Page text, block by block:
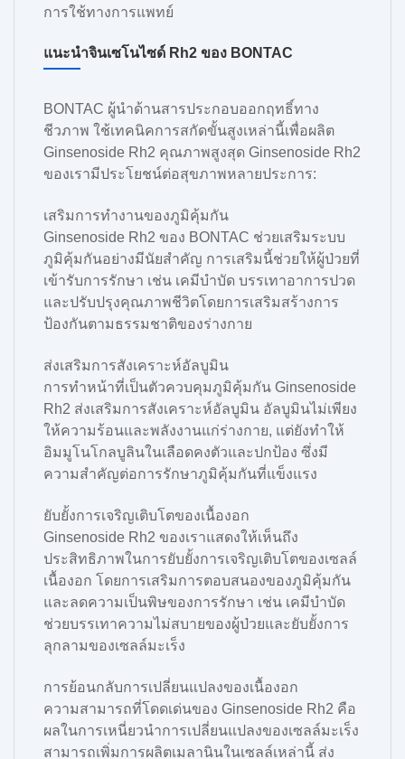
การใช้ทางการแพทย์
แนะนำจินเซโนไซด์ Rh2 ของ BONTAC
BONTAC ผู้นำด้านสารประกอบออกฤทธิ์ทาง
ชีวภาพ ใช้เทคนิคการสกัดขั้นสูงเหล่านี้เพื่อผลิต
Ginsenoside Rh2 คุณภาพสูงสุด Ginsenoside Rh2
ของเรามีประโยชน์ต่อสุขภาพหลายประการ:
เสริมการทำงานของภูมิคุ้มกัน
Ginsenoside Rh2 ของ BONTAC ช่วยเสริมระบบ
ภูมิคุ้มกันอย่างมีนัยสำคัญ การเสริมนี้ช่วยให้ผู้ป่วยที่
เข้ารับการรักษา เช่น เคมีบำบัด บรรเทาอาการปวด
และปรับปรุงคุณภาพชีวิตโดยการเสริมสร้างการ
ป้องกันตามธรรมชาติของร่างกาย
ส่งเสริมการสังเคราะห์อัลบูมิน
การทำหน้าที่เป็นตัวควบคุมภูมิคุ้มกัน Ginsenoside
Rh2 ส่งเสริมการสังเคราะห์อัลบูมิน อัลบูมินไม่เพียง
ให้ความร้อนและพลังงานแก่ร่างกาย, แต่ยังทำให้
อิมมูโนโกลบูลินในเลือดคงตัวและปกป้อง ซึ่งมี
ความสำคัญต่อการรักษาภูมิคุ้มกันที่แข็งแรง
ยับยั้งการเจริญเติบโตของเนื้องอก
Ginsenoside Rh2 ของเราแสดงให้เห็นถึง
ประสิทธิภาพในการยับยั้งการเจริญเติบโตของเซลล์
เนื้องอก โดยการเสริมการตอบสนองของภูมิคุ้มกัน
และลดความเป็นพิษของการรักษา เช่น เคมีบำบัด
ช่วยบรรเทาความไม่สบายของผู้ป่วยและยับยั้งการ
ลุกลามของเซลล์มะเร็ง
การย้อนกลับการเปลี่ยนแปลงของเนื้องอก
ความสามารถที่โดดเด่นของ Ginsenoside Rh2 คือ
ผลในการเหนี่ยวนำการเปลี่ยนแปลงของเซลล์มะเร็ง
สามารถเพิ่มการผลิตเมลานินในเซลล์เหล่านี้ ส่ง